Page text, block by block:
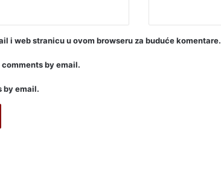
i web stranicu u ovom browseru za buduće komentare.
by email.
by email.